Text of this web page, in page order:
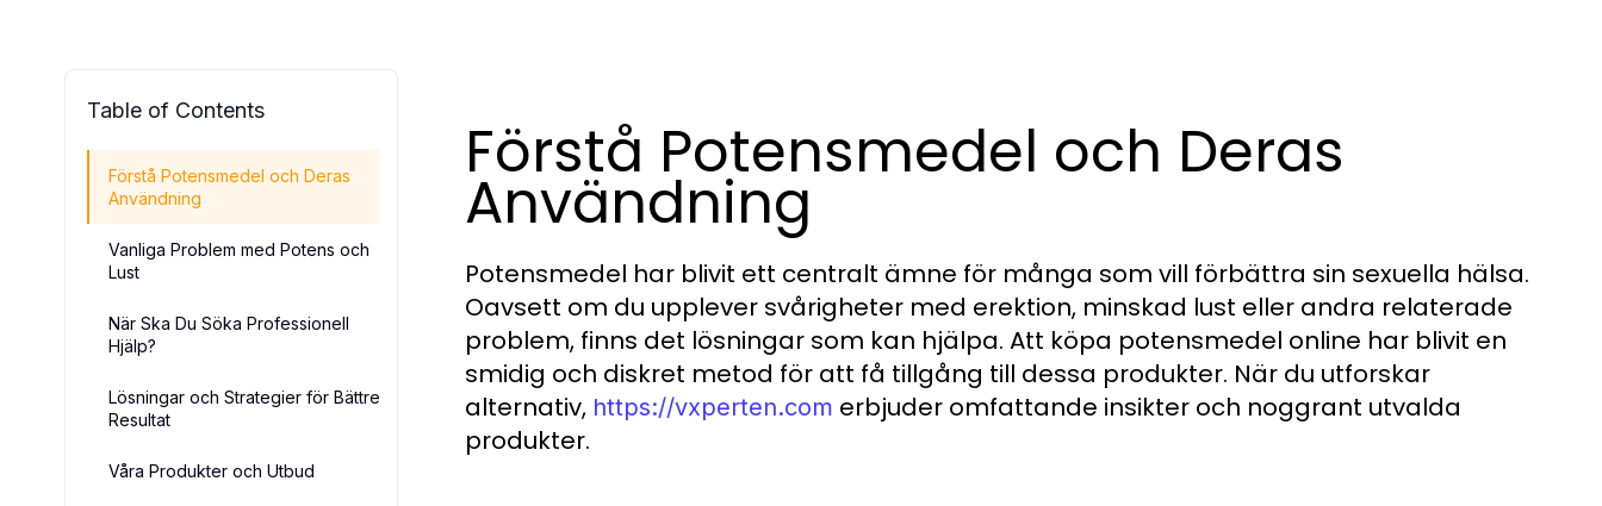
Table of Contents
Förstå Potensmedel och Deras
Användning
Vanliga Problem med Potens och
Lust
När Ska Du Söka Professionell
Hjälp?
Lösningar och Strategier för Bättre
Resultat
Våra Produkter och Utbud
Förstå Potensmedel och Deras
Användning
Potensmedel har blivit ett centralt ämne för många som vill förbättra sin sexuella hälsa.
Oavsett om du upplever svårigheter med erektion, minskad lust eller andra relaterade
problem, finns det lösningar som kan hjälpa. Att köpa potensmedel online har blivit en
smidig och diskret metod för att få tillgång till dessa produkter. När du utforskar
alternativ, https://vxperten.com erbjuder omfattande insikter och noggrant utvalda
produkter.